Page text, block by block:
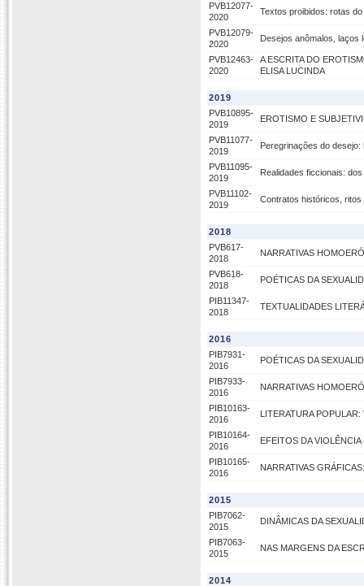
PVB12077-
2020
Textos proibidos: rotas
PVB12079-
2020
Desejos anômalos, laços
PVB12463-
2020
A ESCRITA DO
ELISA LUCINDA
2019
PVB10895-
2019
EROTISMO E
PVB11077-
2019
Peregrinações do
PVB11095-
2019
Realidades ficcionais:
PVB11102-
2019
Contratos históricos,
2018
PVB617-
2018
NARRATIVAS
PVB618-
2018
POÉTICAS DA
PIB11347-
2018
TEXTUALIDADES
2016
PIB7931-
2016
POÉTICAS DA
PIB7933-
2016
NARRATIVAS
PIB10163-
2016
LITERATURA
PIB10164-
2016
EFEITOS DA
PIB10165-
2016
NARRATIVAS
2015
PIB7062-
2015
DINÂMICAS DA
PIB7063-
2015
NAS MARGENS DA
2014